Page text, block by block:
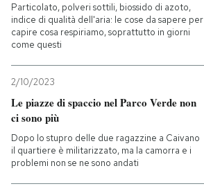
Particolato, polveri sottili, biossido di azoto,
indice di qualità dell'aria: le cose da sapere per
capire cosa respiriamo, soprattutto in giorni
come questi
2/10/2023
Le piazze di spaccio nel Parco Verde non
ci sono più
Dopo lo stupro delle due ragazzine a Caivano
il quartiere è militarizzato, ma la camorra e i
problemi non se ne sono andati